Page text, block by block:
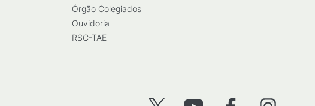
Órgão Colegiados
Ouvidoria
RSC-TAE